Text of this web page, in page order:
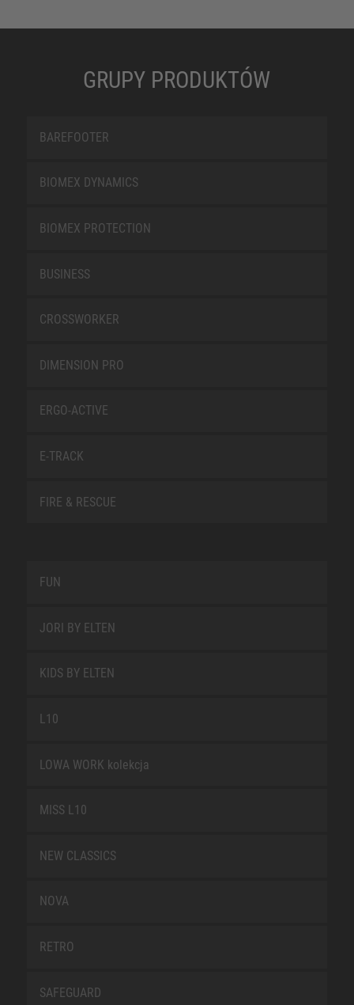
GRUPY PRODUKTÓW
BAREFOOTER
BIOMEX DYNAMICS
BIOMEX PROTECTION
BUSINESS
CROSSWORKER
DIMENSION PRO
ERGO-ACTIVE
E-TRACK
FIRE & RESCUE
FUN
JORI BY ELTEN
KIDS BY ELTEN
L10
LOWA WORK kolekcja
MISS L10
NEW CLASSICS
NOVA
RETRO
SAFEGUARD